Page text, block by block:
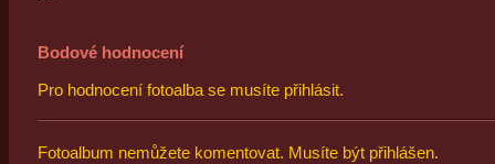
Bodové hodnocení
Pro hodnocení fotoalba se musíte přihlásit.
Fotoalbum nemůžete komentovat. Musíte být přihlášen.